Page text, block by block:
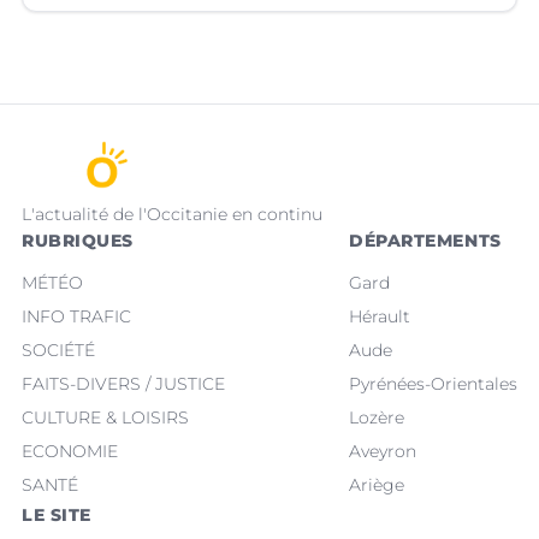
L'actualité de l'Occitanie en continu
RUBRIQUES
MÉTÉO
INFO TRAFIC
SOCIÉTÉ
FAITS-DIVERS / JUSTICE
CULTURE & LOISIRS
ECONOMIE
SANTÉ
DÉPARTEMENTS
Gard
Hérault
Aude
Pyrénées-Orientales
Lozère
Aveyron
Ariège
LE SITE